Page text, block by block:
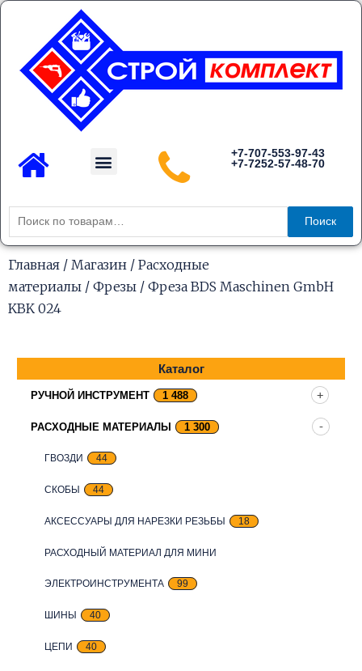
Перейти
содержимому
Menu
+7-707-553-97-43
+7-7252-57-48-70
Искать:
Поиск
Главная / Магазин / Расходные
материалы / Фрезы / Фреза BDS Maschinen GmbH
KBK 024
Каталог
РУЧНОЙ ИНСТРУМЕНТ 1 488
РАСХОДНЫЕ МАТЕРИАЛЫ 1 300
ГВОЗДИ 44
СКОБЫ 44
АКСЕССУАРЫ ДЛЯ НАРЕЗКИ РЕЗЬБЫ 18
РАСХОДНЫЙ МАТЕРИАЛ ДЛЯ МИНИ
ЭЛЕКТРОИНСТРУМЕНТА 99
ШИНЫ 40
ЦЕПИ 40